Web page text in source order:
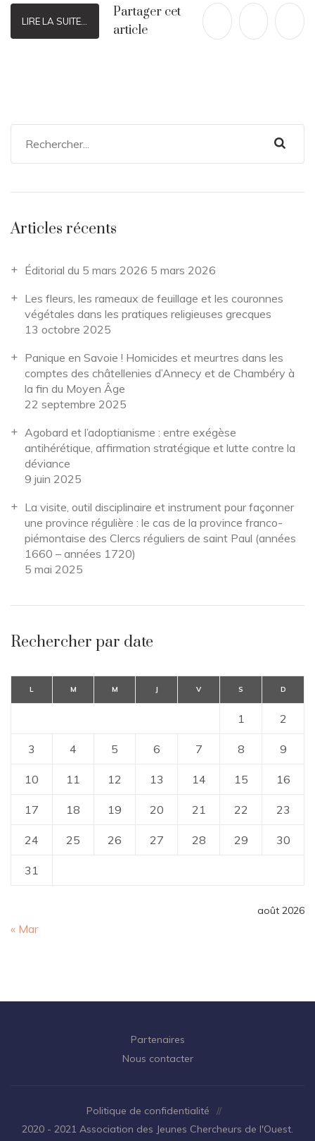
LIRE LA SUITE...
Partager cet
article
Articles récents
Éditorial du 5 mars 2026 5 mars 2026
Les fleurs, les rameaux de feuillage et les couronnes
végétales dans les pratiques religieuses grecques
13 octobre 2025
Panique en Savoie ! Homicides et meurtres dans les
comptes des châtellenies d’Annecy et de Chambéry à
la fin du Moyen Âge
22 septembre 2025
Agobard et l’adoptianisme : entre exégèse
antihérétique, affirmation stratégique et lutte contre la
déviance
9 juin 2025
La visite, outil disciplinaire et instrument pour façonner
une province régulière : le cas de la province franco-
piémontaise des Clercs réguliers de saint Paul (années
1660 – années 1720)
5 mai 2025
Rechercher par date
août 2026
L M M J V S D
1 2
3 4 5 6 7 8 9
10 11 12 13 14 15 16
17 18 19 20 21 22 23
24 25 26 27 28 29 30
31
« Mar
Partenaires
Nous contacter
Politique de confidentialité
//
2020 - 2021 Association des Jeunes Chercheurs de l'Ouest.